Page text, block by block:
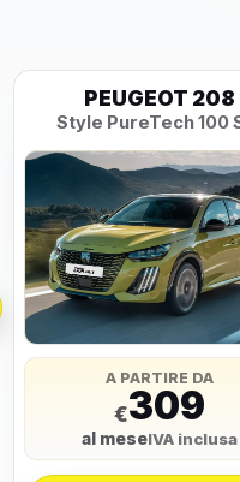
PEUGEOT 208
Style PureTech 100
A PARTIRE DA
€309
al meseIVA inclusa